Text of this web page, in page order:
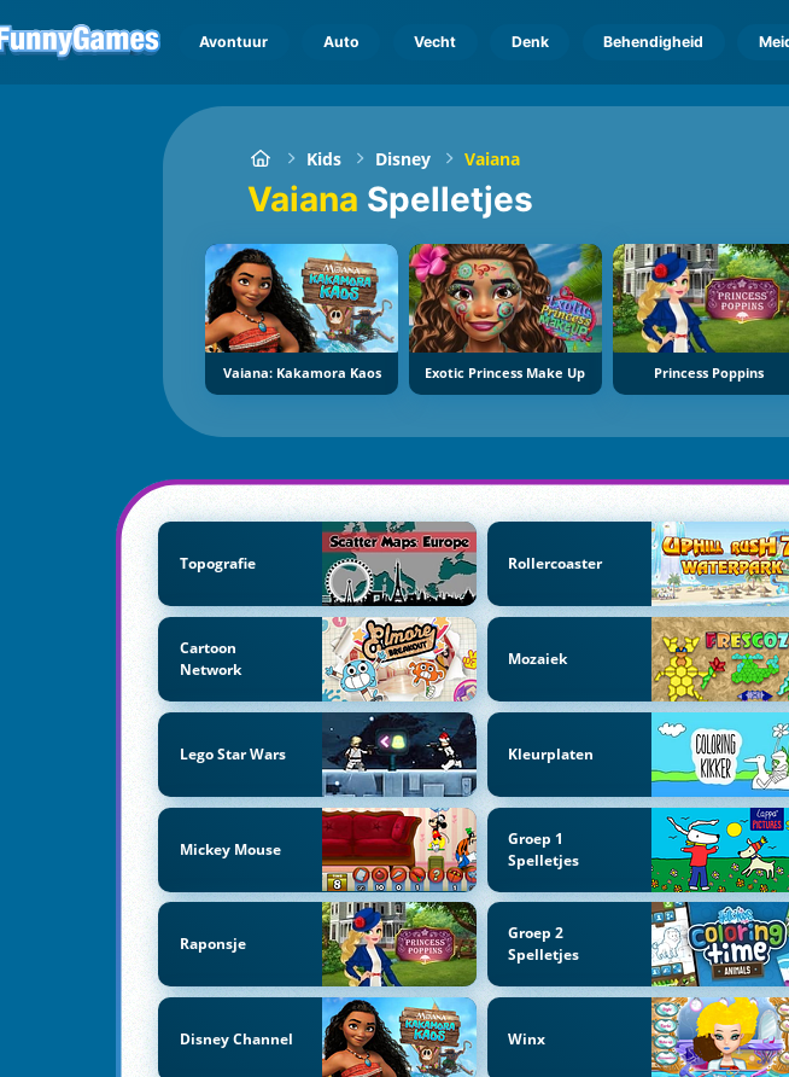
Avontuur Auto Vecht Denk Behendigheid
Kids Disney Vaiana
Vaiana Spelletjes
Vaiana: Kakamora Kaos Exotic Princess Make Up Princess Poppins
Topografie Rollercoaster
Cartoon
Network
Mozaiek
Lego Star Wars Kleurplaten
Mickey Mouse
Groep 1
Spelletjes
Raponsje
Groep 2
Spelletjes
Disney Channel Winx